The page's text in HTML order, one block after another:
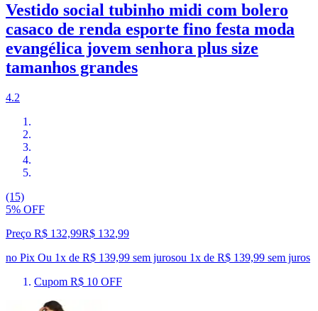
Vestido social tubinho midi com bolero
casaco de renda esporte fino festa moda
evangélica jovem senhora plus size
tamanhos grandes
4.2
(15)
5% OFF
Preço R$ 132,99R$ 132,99
no Pix Ou 1x de R$ 139,99 sem jurosou 1x de R$ 139,99 sem juros
Cupom R$ 10 OFF